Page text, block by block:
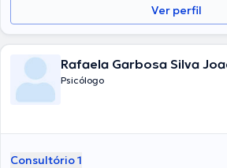
Ver perfil
Rafaela Garbosa Silva
Psicólogo
Consultório 1